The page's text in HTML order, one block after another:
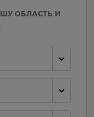
ОБЛАСТЬ И